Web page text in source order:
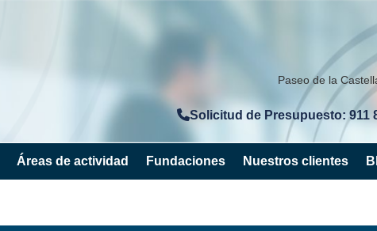
Paseo de la
Solicitud de Presupuesto: 911
Áreas de actividad Fundaciones Nuestros clientes